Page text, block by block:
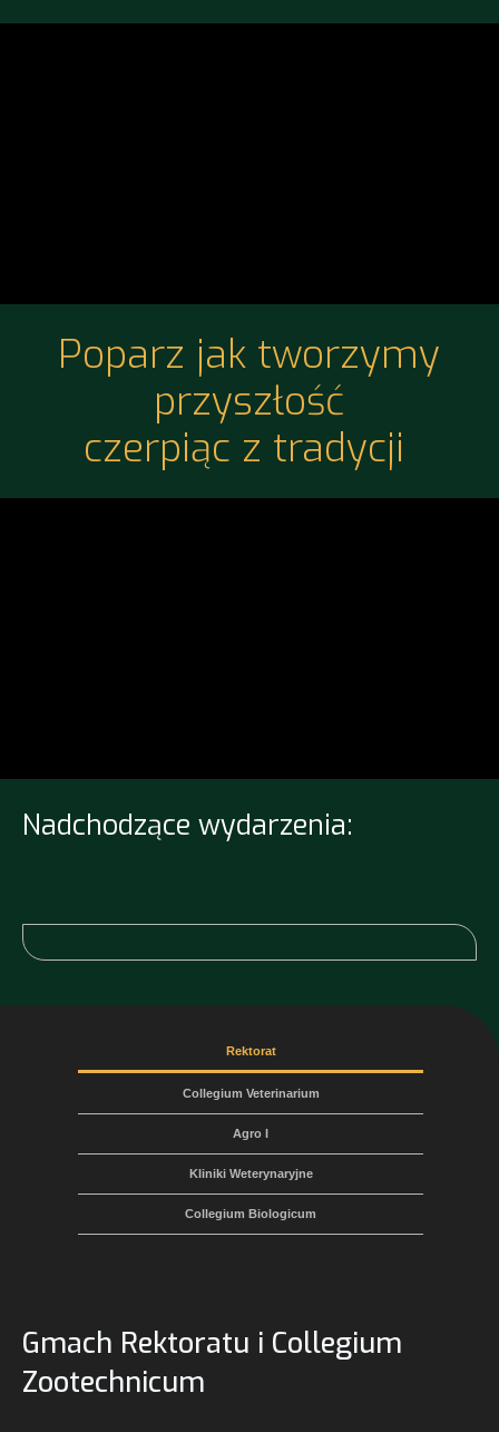
Poparz jak tworzymy
przyszłość
czerpiąc z tradycji
Nadchodzące wydarzenia:
Rektorat
Collegium Veterinarium
Agro I
Kliniki Weterynaryjne
Collegium Biologicum
Gmach Rektoratu i Collegium
Zootechnicum